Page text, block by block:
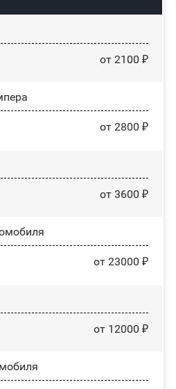
от 2100 ₽
от 2800 ₽
от 3600 ₽
от 23000 ₽
от 12000 ₽